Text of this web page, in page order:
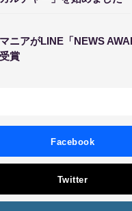
ニアがLINE「NEWS
賞
Facebook
Twitter